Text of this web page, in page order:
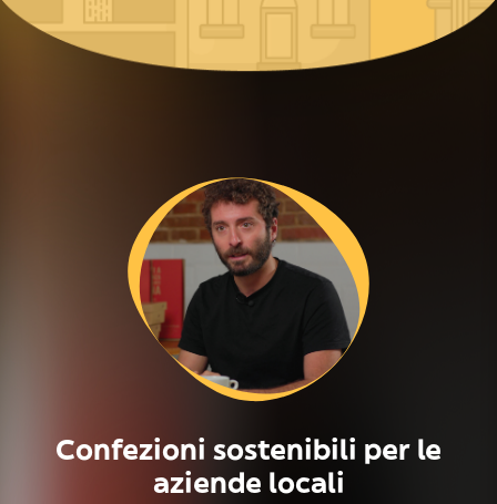
Confezioni sostenibili per le
aziende locali